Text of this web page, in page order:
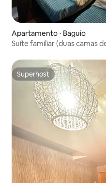
Apartamento ⋅ Baguio
Suíte familiar (duas camas
Superhost
Superhost